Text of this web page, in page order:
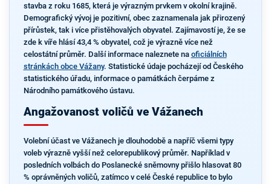
stavba z roku 1685, která je výrazným prvkem v okolní krajině.
Demografický vývoj je pozitivní, obec zaznamenala jak přirozený
přírůstek, tak i více přistěhovalých obyvatel. Zajímavostí je, že se
zde k víře hlásí 43,4 % obyvatel, což je výrazně více než
celostátní průměr. Další informace naleznete na oficiálních
stránkách obce Vážany. Statistické údaje pocházejí od Českého
statistického úřadu, informace o památkách čerpáme z
Národního památkového ústavu.
Angažovanost voličů ve Vážanech
Volební účast ve Vážanech je dlouhodobě a napříč všemi typy
voleb výrazně vyšší než celorepublikový průměr. Například v
posledních volbách do Poslanecké sněmovny přišlo hlasovat 80
% oprávněných voličů, zatímco v celé České republice to bylo